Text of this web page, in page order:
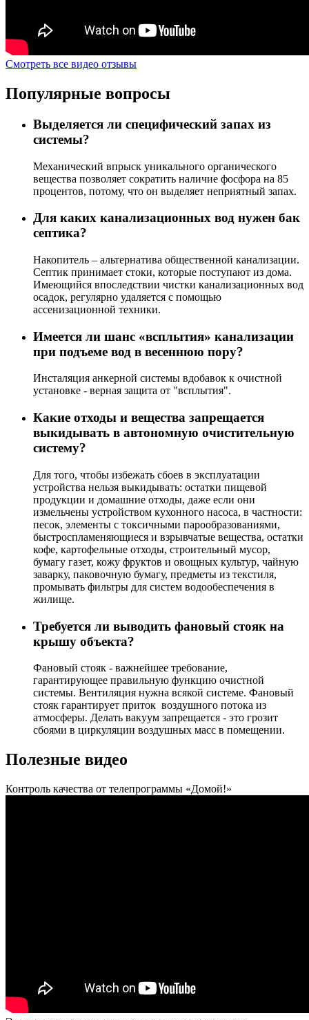
Смотреть все видео отзывы
Популярные вопросы
Выделяется ли специфический запах из
системы?
Механический впрыск уникального органического
вещества позволяет сократить наличие фосфора на 85
процентов, потому, что он выделяет неприятный запах.
Для каких канализационных вод нужен бак
септика?
Накопитель – альтернатива общественной канализации.
Септик принимает стоки, которые поступают из дома.
Имеющийся впоследствии чистки канализационных вод
осадок, регулярно удаляется с помощью
ассенизационной техники.
Имеется ли шанс «всплытия» канализации
при подъеме вод в весеннюю пору?
Инсталяция анкерной системы вдобавок к очистной
установке - верная защита от "всплытия".
Какие отходы и вещества запрещается
выкидывать в автономную очистительную
систему?
Для того, чтобы избежать сбоев в эксплуатации
устройства нельзя выкидывать: остатки пищевой
продукции и домашние отходы, даже если они
измельчены устройством кухонного насоса, в частности:
песок, элементы с токсичными парообразованиями,
быстроспламеняющиеся и взрывчатые вещества, остатки
кофе, картофельные отходы, строительный мусор,
бумагу газет, кожу фруктов и овощных культур, чайную
заварку, паковочную бумагу, предметы из текстиля,
промывать фильтры для систем водообеспечения в
жилище.
Требуется ли выводить фановый стояк на
крышу объекта?
Фановый стояк - важнейшее требование,
гарантирующее правильную функцию очистной
системы. Вентиляция нужна всякой системе. Фановый
стояк гарантирует приток воздушного потока из
атмосферы. Делать вакуум запрещается - это грозит
сбоями в циркуляции воздушных масс в помещении.
Полезные видео
Контроль качества от телепрограммы «Домой!»